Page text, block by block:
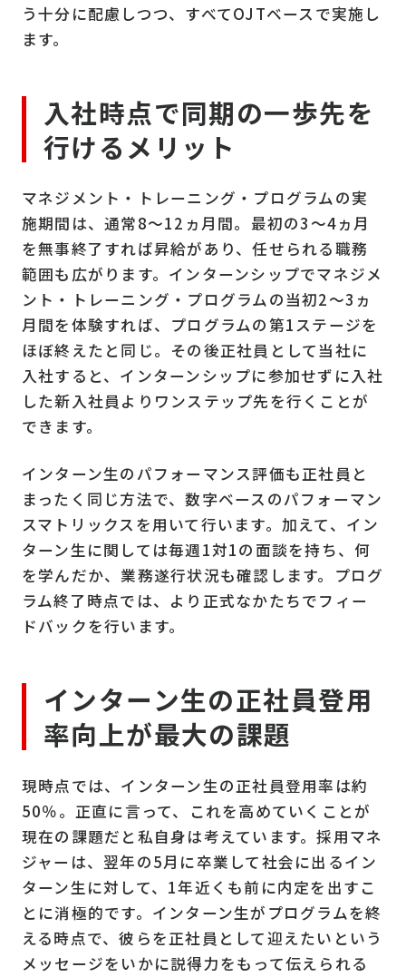
う十分に配慮しつつ、すべてOJTベースで実施し
ます。
入社時点で同期の一歩先を
行けるメリット
マネジメント・トレーニング・プログラムの実
施期間は、通常8～12ヵ月間。最初の3～4ヵ月
を無事終了すれば昇給があり、任せられる職務
範囲も広がります。インターンシップでマネジメ
ント・トレーニング・プログラムの当初2～3ヵ
月間を体験すれば、プログラムの第1ステージを
ほぼ終えたと同じ。その後正社員として当社に
入社すると、インターンシップに参加せずに入社
した新入社員よりワンステップ先を行くことが
できます。
インターン生のパフォーマンス評価も正社員と
まったく同じ方法で、数字ベースのパフォーマン
スマトリックスを用いて行います。加えて、イン
ターン生に関しては毎週1対1の面談を持ち、何
を学んだか、業務遂行状況も確認します。プログ
ラム終了時点では、より正式なかたちでフィー
ドバックを行います。
インターン生の正社員登用
率向上が最大の課題
現時点では、インターン生の正社員登用率は約
50％。正直に言って、これを高めていくことが
現在の課題だと私自身は考えています。採用マネ
ジャーは、翌年の5月に卒業して社会に出るイン
ターン生に対して、1年近くも前に内定を出すこ
とに消極的です。インターン生がプログラムを終
える時点で、彼らを正社員として迎えたいという
メッセージをいかに説得力をもって伝えられる